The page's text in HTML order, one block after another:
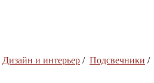
Дизайн и интерьер / Подсвечники /